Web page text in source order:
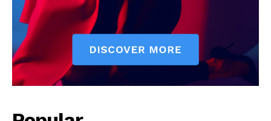
News Week
Magazine PRO